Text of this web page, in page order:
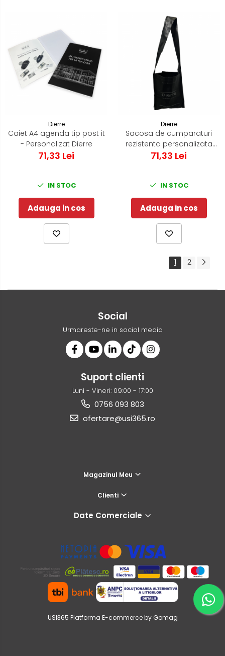
Dierre
Caiet A4 agenda tip post it
- Personalizat Dierre
71,33 Lei
IN STOC
Adauga in cos
Dierre
Sacosa de cumparaturi
rezistenta personalizata
Dierre
71,33 Lei
IN STOC
Adauga in cos
1 2
Social
Urmareste-ne in social media
Suport clienti
Luni - Vineri: 09:00 - 17:00
0756 093 803
ofertare@usi365.ro
Magazinul Meu
Clienti
Date Comerciale
USI365 Platforma E-commerce by Gomag